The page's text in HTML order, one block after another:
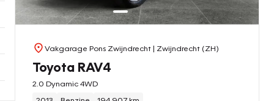
Vakgarage Pons Zwijndrecht| Zwijndrecht (ZH)
Toyota RAV4
2.0 Dynamic 4WD